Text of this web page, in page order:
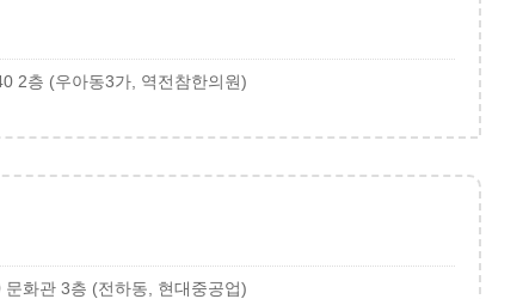
2층 (우아동3가, 역전참한의원)
화관 3층 (전하동, 현대중공업)